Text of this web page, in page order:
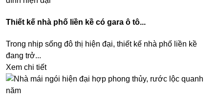
Thiết kế nhà phố liền kề có gara ô tô...
Trong nhịp sống đô thị hiện đại, thiết kế nhà phố liền kề
đang trở...
Xem chi tiết